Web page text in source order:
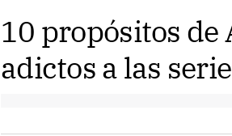
10 propósitos de
adictos a las